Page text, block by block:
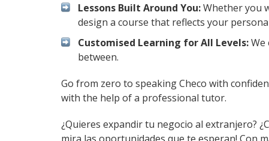
Lessons Built Around You:Whether you
design a course that reflects your
Customised Learning for All Levels:We
between.
Go from zero to speaking Checo with
with the help of a professional tutor.
¿Quieres expandir tu negocio al extranjero?